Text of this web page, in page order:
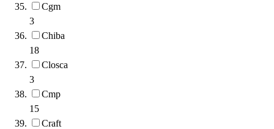
Cgm
3
Chiba
18
Closca
3
Cmp
15
Craft